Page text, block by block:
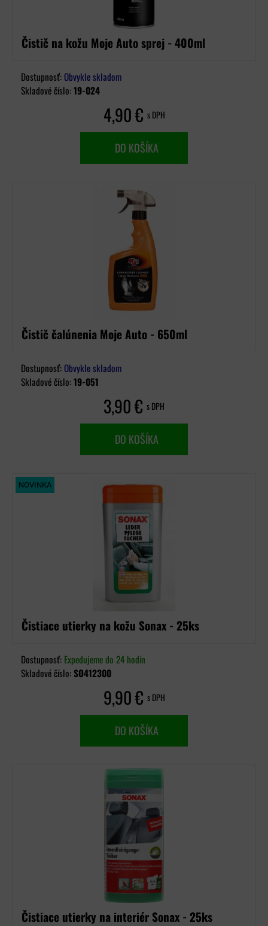
Čistič na kožu Moje Auto sprej - 400ml
Dostupnosť: Obvykle skladom
Skladové číslo:19-024
4,90 € s DPH
DO KOŠÍKA
Čistič čalúnenia Moje Auto - 650ml
Dostupnosť: Obvykle skladom
Skladové číslo:19-051
3,90 € s DPH
DO KOŠÍKA
NOVINKA
Čistiace utierky na kožu Sonax - 25ks
Dostupnosť: Expedujeme do 24 hodín
Skladové číslo: SO412300
9,90 € s DPH
DO KOŠÍKA
Čistiace utierky na interiér Sonax - 25ks